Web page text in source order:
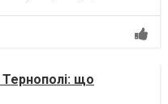
що